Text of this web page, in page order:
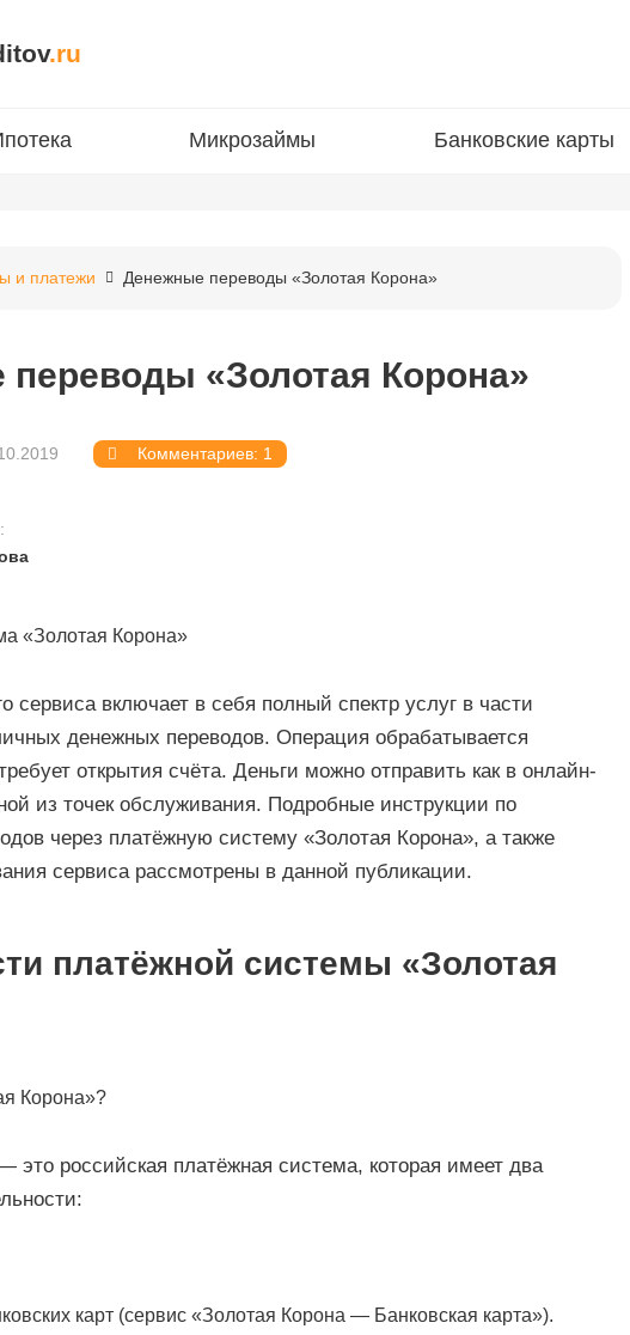
.ru
Микрозаймы Банковские карты
и платежи Денежные переводы «Золотая Корона»
«Золотая Корона»
Комментариев: 1
сервиса включает в себя полный спектр услуг в части
денежных переводов. Операция обрабатывается
открытия счёта. Деньги можно отправить как в онлайн-
из точек обслуживания. Подробные инструкции по
через платёжную систему «Золотая Корона», а также
сервиса рассмотрены в данной публикации.
платёжной системы «Золотая
это российская платёжная система, которая имеет два
карт (сервис «Золотая Корона — Банковская карта»).